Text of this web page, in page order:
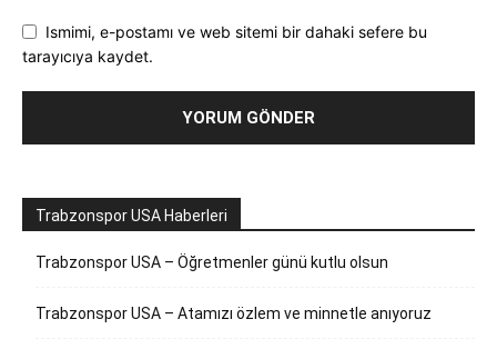
Ismimi, e-postamı ve web sitemi bir dahaki sefere bu
tarayıcıya kaydet.
Trabzonspor USA Haberleri
Trabzonspor USA – Öğretmenler günü kutlu olsun
Trabzonspor USA – Atamızı özlem ve minnetle anıyoruz